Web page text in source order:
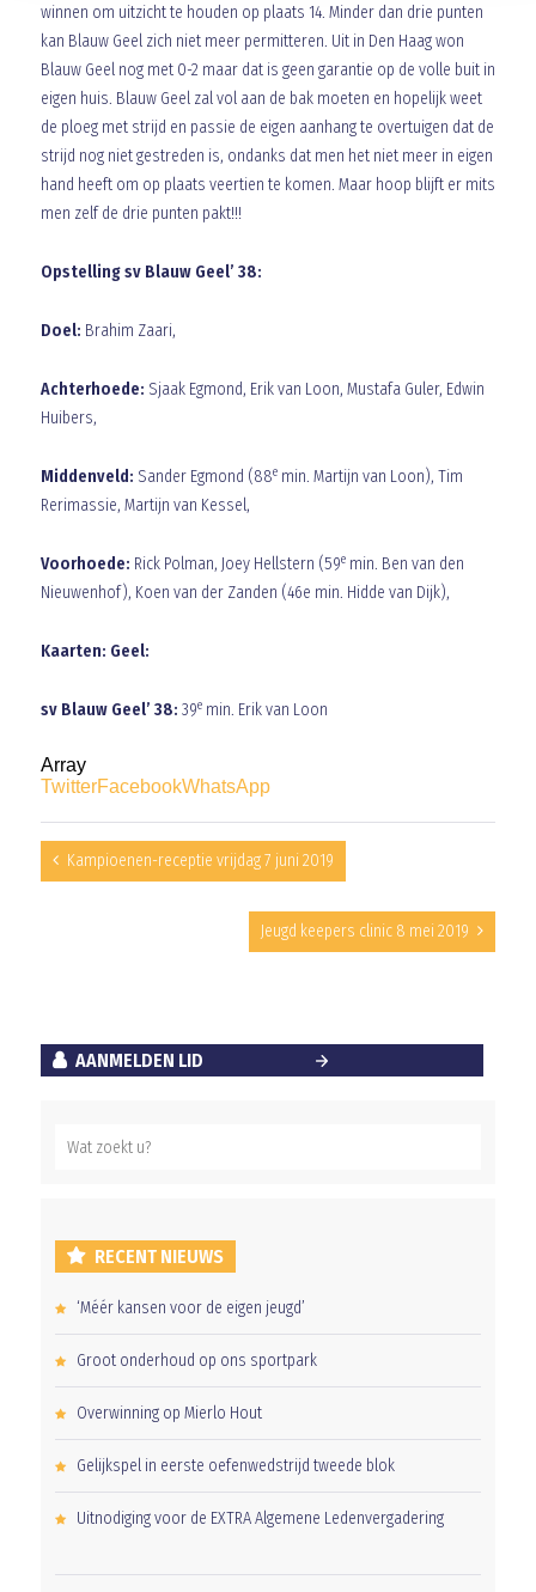
winnen om uitzicht te houden op plaats 14. Minder dan drie punten
kan Blauw Geel zich niet meer permitteren. Uit in Den Haag won
Blauw Geel nog met 0-2 maar dat is geen garantie op de volle buit in
eigen huis. Blauw Geel zal vol aan de bak moeten en hopelijk weet
de ploeg met strijd en passie de eigen aanhang te overtuigen dat de
strijd nog niet gestreden is, ondanks dat men het niet meer in eigen
hand heeft om op plaats veertien te komen. Maar hoop blijft er mits
men zelf de drie punten pakt!!!
Opstelling sv Blauw Geel’ 38:
Doel: Brahim Zaari,
Achterhoede: Sjaak Egmond, Erik van Loon, Mustafa Guler, Edwin
Huibers,
Middenveld: Sander Egmond (88emin. Martijn van Loon), Tim
Rerimassie, Martijn van Kessel,
Voorhoede: Rick Polman, Joey Hellstern (59emin. Ben van den
Nieuwenhof), Koen van der Zanden (46e min. Hidde van Dijk),
Kaarten: Geel:
sv Blauw Geel’ 38: 39emin. Erik van Loon
Array
TwitterFacebookWhatsApp
Kampioenen-receptie vrijdag 7 juni 2019
Jeugd keepers clinic 8 mei 2019
AANMELDEN LID
RECENT NIEUWS
‘Méér kansen voor de eigen jeugd’
Groot onderhoud op ons sportpark
Overwinning op Mierlo Hout
Gelijkspel in eerste oefenwedstrijd tweede blok
Uitnodiging voor de EXTRA Algemene Ledenvergadering